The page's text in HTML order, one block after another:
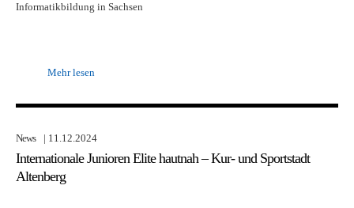
Informatikbildung in Sachsen
Mehr lesen
News | 11.12.2024
Internationale Junioren Elite hautnah – Kur- und Sportstadt
Altenberg